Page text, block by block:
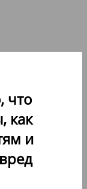
что
как
и